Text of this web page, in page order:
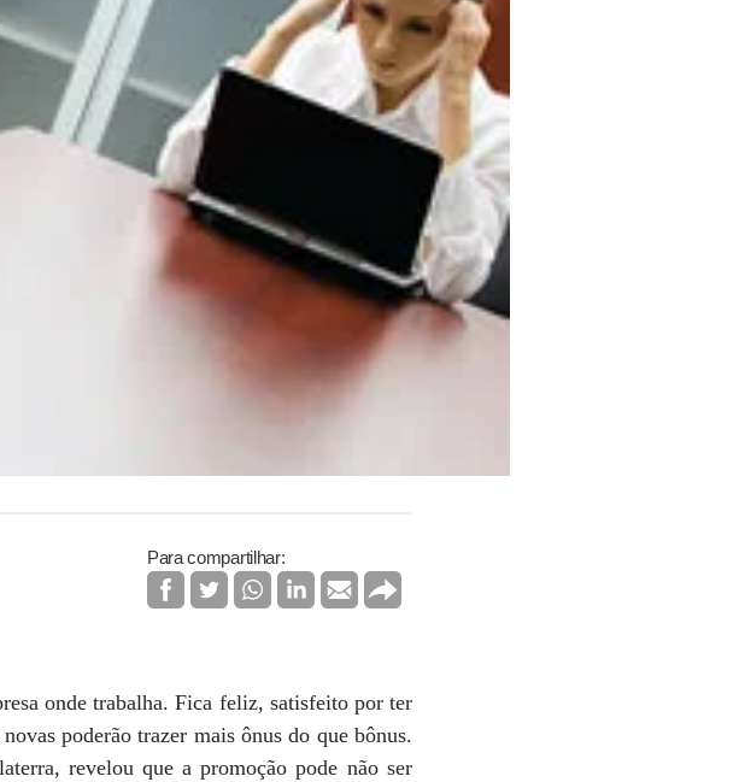
Para compartilhar:
onde trabalha. Fica feliz, satisfeito por ter
poderão trazer mais ônus do que bônus.
revelou que a promoção pode não ser